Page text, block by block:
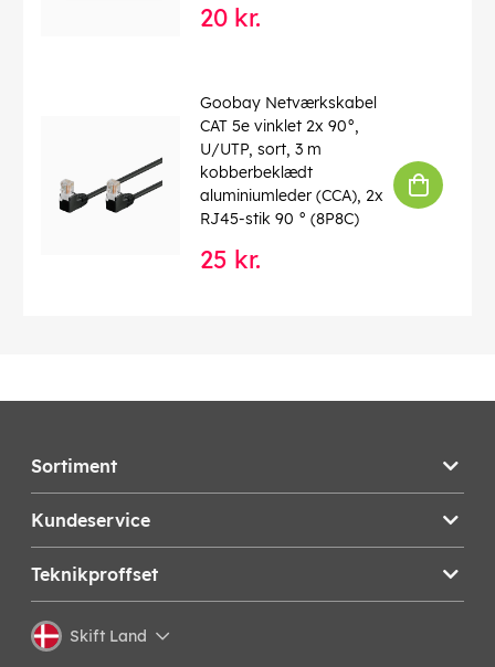
20 kr.
Goobay Netværkskabel
CAT 5e vinklet 2x 90°,
U/UTP, sort, 3 m
kobberbeklædt
aluminiumleder (CCA), 2x
RJ45-stik 90 ° (8P8C)
25 kr.
Sortiment
Kundeservice
Teknikproffset
Skift Land